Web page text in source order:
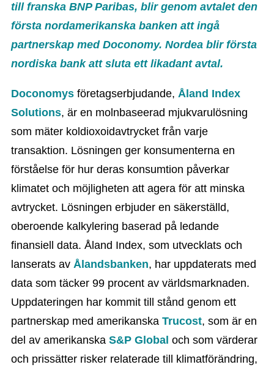
till franska BNP Paribas, blir genom avtalet den
första nordamerikanska banken att ingå
partnerskap med Doconomy. Nordea blir första
nordiska bank att sluta ett likadant avtal.
Doconomys företagserbjudande, Åland Index
Solutions, är en molnbaseerad mjukvarulösning
som mäter koldioxoidavtrycket från varje
transaktion. Lösningen ger konsumenterna en
förståelse för hur deras konsumtion påverkar
klimatet och möjligheten att agera för att minska
avtrycket. Lösningen erbjuder en säkerställd,
oberoende kalkylering baserad på ledande
finansiell data. Åland Index, som utvecklats och
lanserats av Ålandsbanken, har uppdaterats med
data som täcker 99 procent av världsmarknaden.
Uppdateringen har kommit till stånd genom ett
partnerskap med amerikanska Trucost, som är en
del av amerikanska S&P Global och som värderar
och prissätter risker relaterade till klimatförändring,